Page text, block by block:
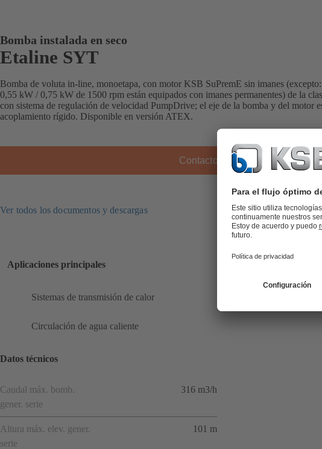
Bomba instalada en seco
Etaline SYT
Bomba de voluta in-line, monoetapa, con motor KSB SuPremE sin imanes
0,55 kW / 0,75 kW de 1500 rpm están equipados con imanes permanentes) de la
con sistema de regulación de velocidad PumpDrive; el eje de la bomba y del motor
acoplamiento rígido. Disponible en versión ATEX.
Contacto KSB
Ver todos los documentos y descargas
Aplicaciones principales
Sistemas de transmisión de calor
Circulación de agua caliente
Datos técnicos
Caudal máx. bomb.
gener. serie
316 m3/h
Altura máx. elev. gener.
serie
101 m